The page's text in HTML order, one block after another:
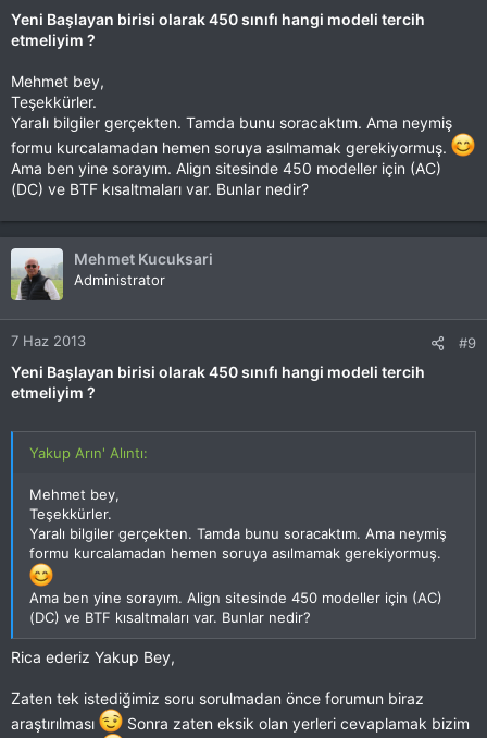
Yeni Başlayan birisi olarak 450 sınıfı hangi modeli tercih
etmeliyim ?
Mehmet bey,
Teşekkürler.
Yaralı bilgiler gerçekten. Tamda bunu soracaktım. Ama neymiş
formu kurcalamadan hemen soruya asılmamak gerekiyormuş.
Ama ben yine sorayım. Align sitesinde 450 modeller için (AC)
(DC) ve BTF kısaltmaları var. Bunlar nedir?
Mehmet Kucuksari
Administrator
7 Haz 2013 #9
Yeni Başlayan birisi olarak 450 sınıfı hangi modeli tercih
etmeliyim ?
Yakup Arın' Alıntı:
Mehmet bey,
Teşekkürler.
Yaralı bilgiler gerçekten. Tamda bunu soracaktım. Ama neymiş
formu kurcalamadan hemen soruya asılmamak gerekiyormuş.
Ama ben yine sorayım. Align sitesinde 450 modeller için (AC)
(DC) ve BTF kısaltmaları var. Bunlar nedir?
Rica ederiz Yakup Bey,
Zaten tek istediğimiz soru sorulmadan önce forumun biraz
araştırılması
Sonra zaten eksik olan yerleri cevaplamak bizim